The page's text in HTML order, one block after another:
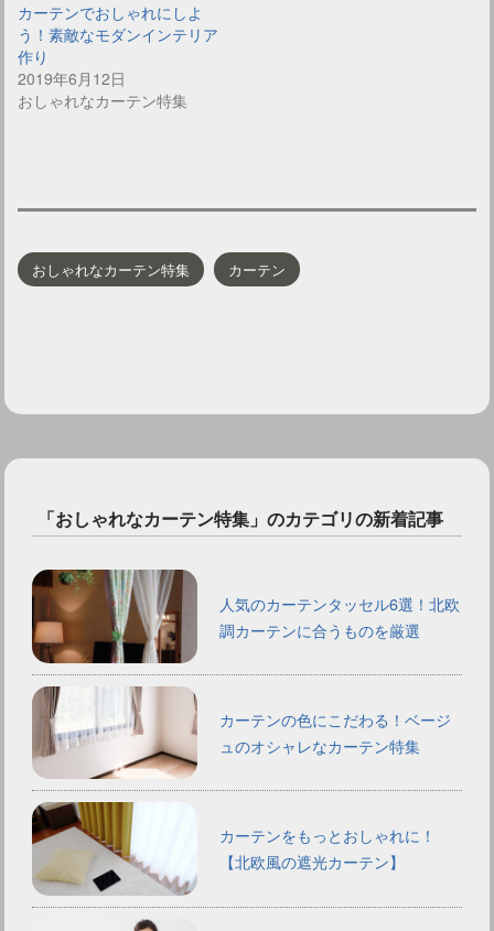
カーテンでおしゃれにしよ
う！素敵なモダンインテリア
作り
2019年6月12日
おしゃれなカーテン特集
おしゃれなカーテン特集 カーテン
「おしゃれなカーテン特集」のカテゴリの新着記事
人気のカーテンタッセル6選！北欧
調カーテンに合うものを厳選
カーテンの色にこだわる！ベージ
ュのオシャレなカーテン特集
カーテンをもっとおしゃれに！
【北欧風の遮光カーテン】